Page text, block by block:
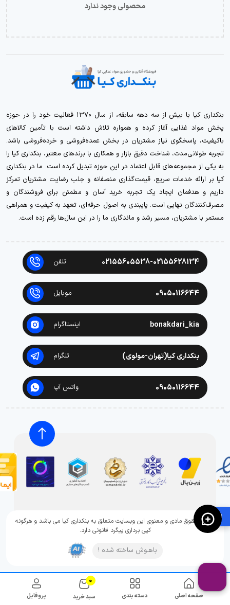
🛍️
صفحه اصلی دسته بندی
0
سبد خرید پروفایل
محصولی وجود ندارد
بنکداری کیا با بیش از سه دهه سابقه، از سال ۱۳۷۰ فعالیت خود را در حوزه
پخش مواد غذایی آغاز کرده و همواره تلاش داشته است با تأمین کالاهای
باکیفیت، پاسخگوی نیاز مشتریان در بخش عمده‌فروشی و خرده‌فروشی باشد.
تجربه طولانی‌مدت، شناخت دقیق بازار و همکاری با برندهای معتبر، بنکداری کیا را
به یکی از مجموعه‌های قابل اعتماد در این حوزه تبدیل کرده است. ما در بنکداری
کیا بر ارائه خدمات سریع، قیمت‌گذاری منصفانه و جلب رضایت مشتریان تمرکز
داریم و هدفمان ایجاد یک تجربه خرید آسان و مطمئن برای فروشندگان و
مصرف‌کنندگان نهایی است. پایبندی به اصول حرفه‌ای، تعهد به کیفیت و همراهی
مستمر با مشتریان، مسیر رشد و ماندگاری ما را در این سال‌ها رقم زده است.
02155605538-02155628134 تلفن
09050116644 موبایل
bonakdari_kia اینستاگرام
بنکداری کیا(تهران-مولوی) تلگرام
09050116644 واتس آپ
تمامی حقوق مادی و معنوی این وبسایت متعلق به بنکداری کیا می باشد و هرگونه
کپی برداری پیگرد قانونی دارد.
باهـوش ساخته شده !